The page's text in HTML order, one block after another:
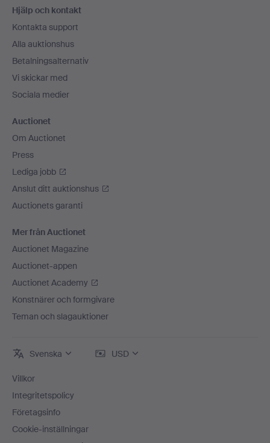
Hjälp och kontakt
Kontakta support
Alla auktionshus
Betalningsalternativ
Vi skickar med
Sociala medier
Auctionet
Om Auctionet
Press
Lediga jobb
Anslut ditt auktionshus
Auctionets garanti
Mer från Auctionet
Auctionet Magazine
Auctionet-appen
Auctionet Academy
Konstnärer och formgivare
Teman och slagauktioner
Svenska USD
Villkor
Integritetspolicy
Företagsinfo
Cookie-inställningar